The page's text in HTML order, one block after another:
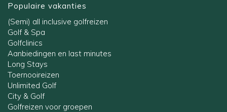
Populaire vakanties
(Semi) all inclusive golfreizen
Golf & Spa
Golfclinics
Aanbiedingen en last minutes
Long Stays
Toernooireizen
Unlimited Golf
City & Golf
Golfreizen voor groepen